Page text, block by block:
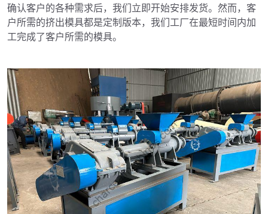
确认客户的各种需求后，我们立即开始安排发货。然而，客
户所需的挤出模具都是定制版本，我们工厂在最短时间内加
工完成了客户所需的模具。